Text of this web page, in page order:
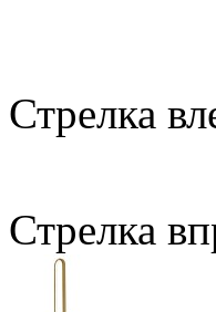
Стрелка
Стрелка